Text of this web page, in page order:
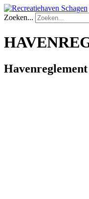
Zoeken...